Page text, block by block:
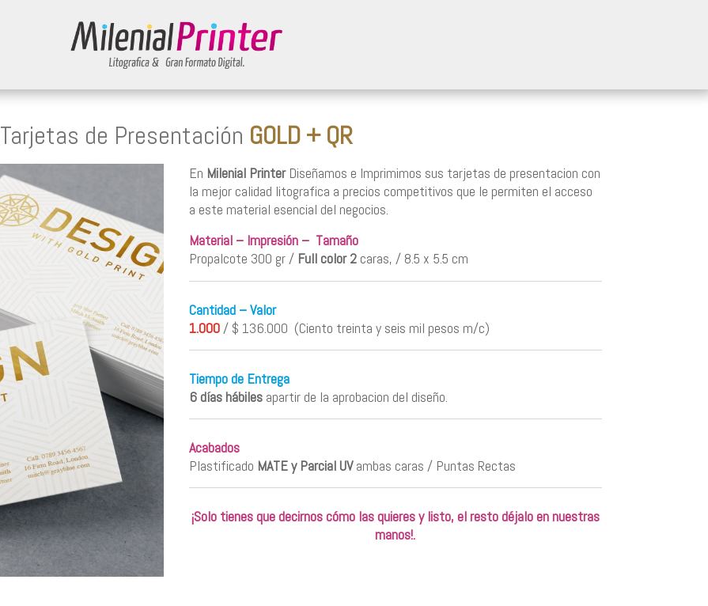
Tarjetas de Presentación GOLD + QR
En Milenial PrinterDiseñamos e Imprimimos sus tarjetas de presentacion con
la mejor calidad litografica a precios competitivos que le permiten el acceso
a este material esencial del negocios.
Material – Impresión – Tamaño
Propalcote 300 gr / Full color 2 caras, / 8.5 x 5.5 cm
Cantidad – Valor
1.000 / $ 136.000 (Ciento treinta y seis mil pesos m/c)
Tiempo de Entrega
6 días hábiles apartir de la aprobacion del diseño.
Acabados
Plastificado MATE y Parcial UVambas caras / Puntas Rectas
¡Solo tienes que decirnos cómo las quieres y listo, el resto déjalo en nuestras
manos!.